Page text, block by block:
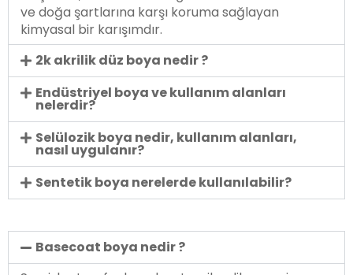
ve doğa şartlarına karşı koruma sağlayan
kimyasal bir karışımdır.
2k akrilik düz boya nedir ?
Endüstriyel boya ve kullanım alanları
nelerdir?
Selülozik boya nedir, kullanım alanları,
nasıl uygulanır?
Sentetik boya nerelerde kullanılabilir?
Basecoat boya nedir ?